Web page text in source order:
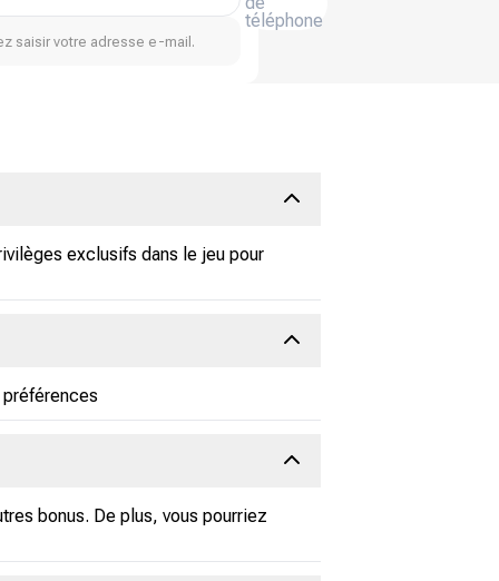
téléphone
saisir votre adresse e-mail.
exclusifs dans le jeu pour
préférences
bonus. De plus, vous pourriez